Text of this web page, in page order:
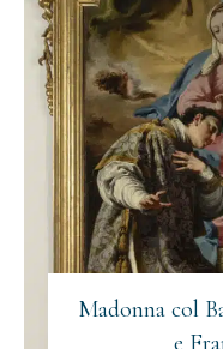
Madonna col
e